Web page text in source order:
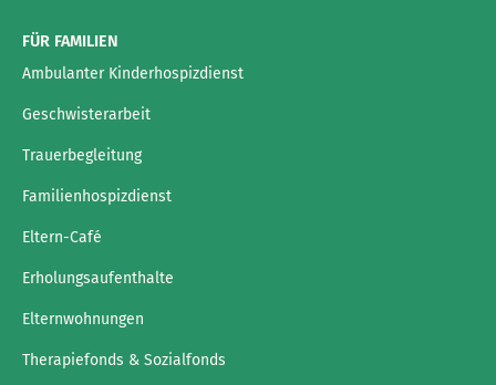
FÜR FAMILIEN
Ambulanter Kinderhospizdienst
Geschwisterarbeit
Trauerbegleitung
Familienhospizdienst
Eltern-Café
Erholungsaufenthalte
Elternwohnungen
Therapiefonds & Sozialfonds